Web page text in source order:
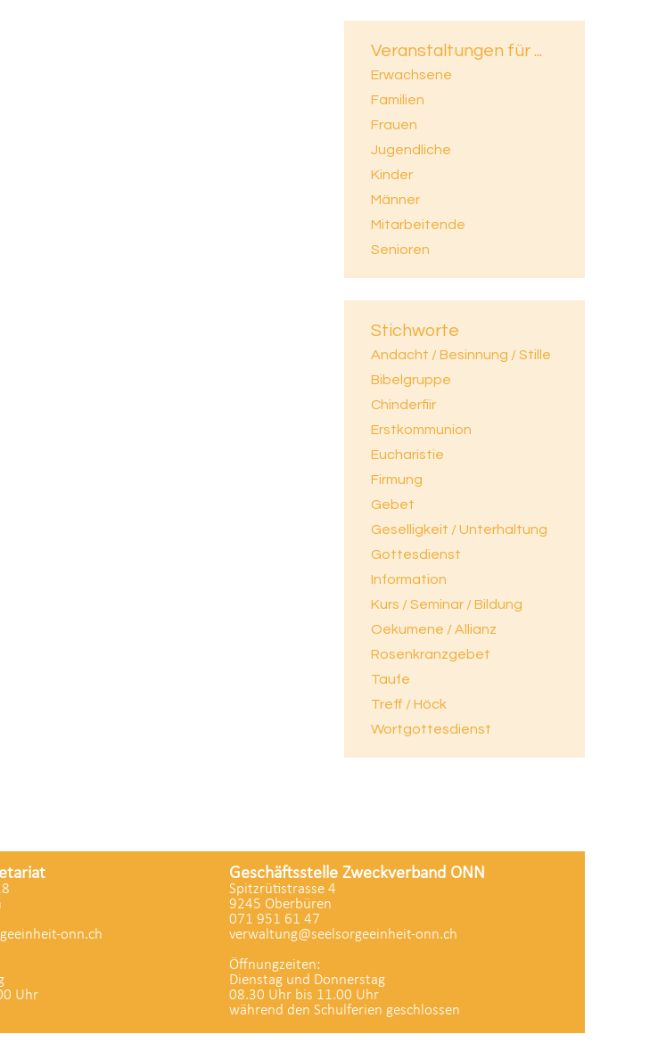
Veranstaltungen für ...
Erwachsene
Familien
Frauen
Jugendliche
Kinder
Männer
Mitarbeitende
Senioren
Stichworte
Andacht / Besinnung / Stille
Bibelgruppe
Chinderfiir
Erstkommunion
Eucharistie
Firmung
Gebet
Geselligkeit / Unterhaltung
Gottesdienst
Information
Kurs / Seminar / Bildung
Oekumene / Allianz
Rosenkranzgebet
Taufe
Treff / Höck
Wortgottesdienst
onn.ch
Uhr
Geschäftsstelle Zweckverband ONN
Spitzrütistrasse 4
9245 Oberbüren
071 951 61 47
verwaltung@seelsorgeeinheit-onn.ch
Öffnungzeiten:
Dienstag und Donnerstag
08.30 Uhr bis 11.00 Uhr
während den Schulferien geschlossen